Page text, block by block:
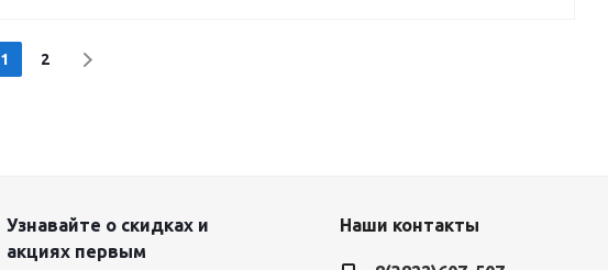
1 2
Узнавайте о скидках и
акциях первым
Наши контакты